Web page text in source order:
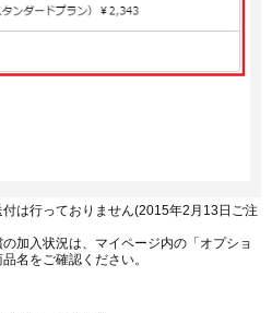
は行っておりません(2015年2月13日ご注
加入状況は、マイページ内の「オプショ
名をご確認ください。